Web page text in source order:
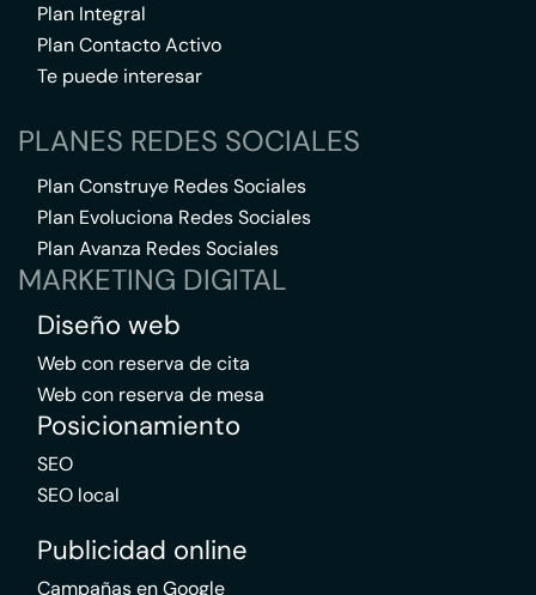
Plan Integral
Plan Contacto Activo
Te puede interesar
PLANES REDES SOCIALES
Plan Construye Redes Sociales
Plan Evoluciona Redes Sociales
Plan Avanza Redes Sociales
MARKETING DIGITAL
Diseño web
Web con reserva de cita
Web con reserva de mesa
Posicionamiento
SEO
SEO local
Publicidad online
Campañas en Google